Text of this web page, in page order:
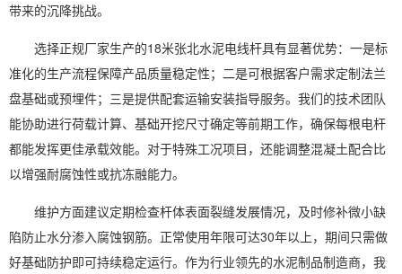
带来的沉降挑战。
选择正规厂家生产的18米张北水泥电线杆具有显著优势：一是标
准化的生产流程保障产品质量稳定性；二是可根据客户需求定制法兰
盘基础或预埋件；三是提供配套运输安装指导服务。我们的技术团队
能协助进行荷载计算、基础开挖尺寸确定等前期工作，确保每根电杆
都能发挥更佳承载效能。对于特殊工况项目，还能调整混凝土配合比
以增强耐腐蚀性或抗冻融能力。
维护方面建议定期检查杆体表面裂缝发展情况，及时修补微小缺
陷防止水分渗入腐蚀钢筋。正常使用年限可达30年以上，期间只需做
好基础防护即可持续稳定运行。作为行业领先的水泥制品制造商，我